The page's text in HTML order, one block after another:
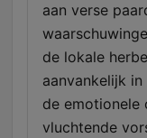
aan verse
de lokale
aanvankelijk
de emotionele
vluchtende